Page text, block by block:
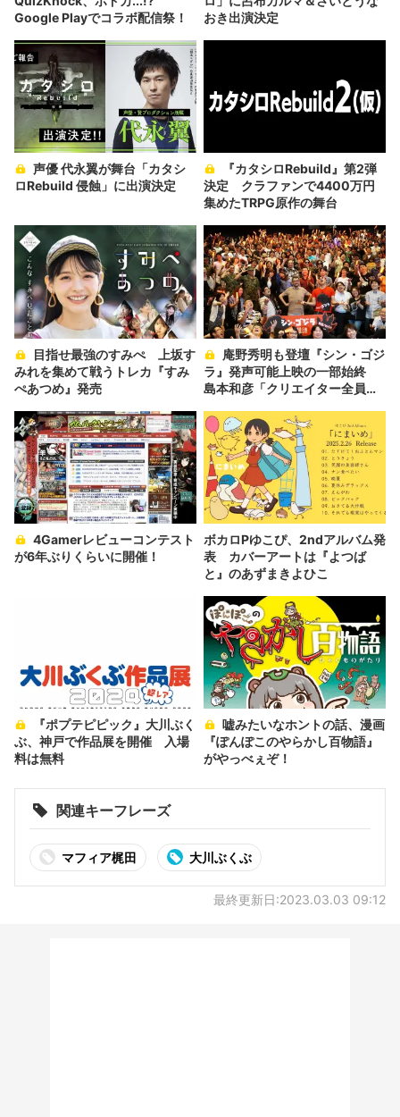
Google Playでコラボ配信祭！
おき出演決定
ロRebuild 侵蝕」に出演決定
決定 クラファンで4400万円
集めたTRPG原作の舞台
みれを集めて戦うトレカ『すみ
ぺあつめ』発売
ラ』発声可能上映の一部始終
島本和彦「クリエイター全員が
が6年ぶりくらいに開催！
ボカロPゆこぴ、2ndアルバム発
表 カバーアートは『よつば
と』のあずまきよひこ
ぶ、神戸で作品展を開催 入場
料は無料
『ぽんぽこのやらかし百物語』
がやっべぇぞ！
関連キーフレーズ
マフィア梶田 大川ぶくぶ
最終更新日:2023.03.03 09:12